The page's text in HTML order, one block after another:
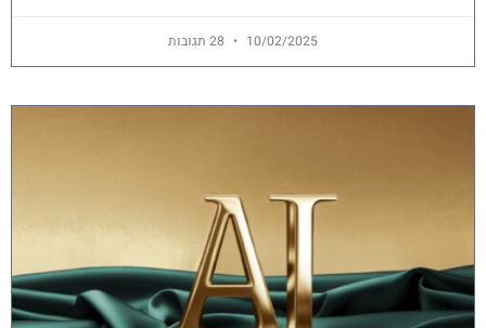
10/02/2025